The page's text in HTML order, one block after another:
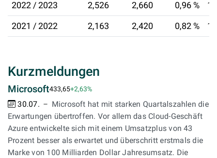
2022 / 2023 2,526 2,660 0,96 %
2021 / 2022 2,163 2,420 0,82 %
Kurzmeldungen
Microsoft433,65+2,63%
30.07.
Microsoft hat mit starken Quartalszahlen die
Erwartungen übertroffen. Vor allem das Cloud-Geschäft
Azure entwickelte sich mit einem Umsatzplus von 43
Prozent besser als erwartet und überschritt erstmals die
Marke von 100 Milliarden Dollar Jahresumsatz. Die